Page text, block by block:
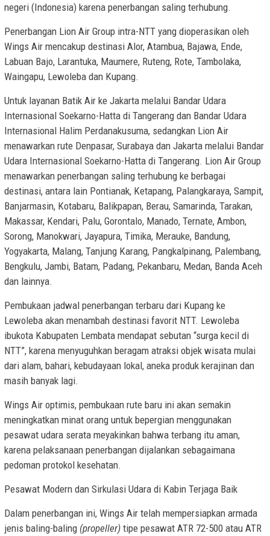
negeri (Indonesia) karena penerbangan saling terhubung.
Penerbangan Lion Air Group intra-NTT yang dioperasikan oleh
Wings Air mencakup destinasi Alor, Atambua, Bajawa, Ende,
Labuan Bajo, Larantuka, Maumere, Ruteng, Rote, Tambolaka,
Waingapu, Lewoleba dan Kupang.
Untuk layanan Batik Air ke Jakarta melalui Bandar Udara
Internasional Soekarno-Hatta di Tangerang dan Bandar Udara
Internasional Halim Perdanakusuma, sedangkan Lion Air
menawarkan rute Denpasar, Surabaya dan Jakarta melalui Bandar
Udara Internasional Soekarno-Hatta di Tangerang. Lion Air Group
menawarkan penerbangan saling terhubung ke berbagai
destinasi, antara lain Pontianak, Ketapang, Palangkaraya, Sampit,
Banjarmasin, Kotabaru, Balikpapan, Berau, Samarinda, Tarakan,
Makassar, Kendari, Palu, Gorontalo, Manado, Ternate, Ambon,
Sorong, Manokwari, Jayapura, Timika, Merauke, Bandung,
Yogyakarta, Malang, Tanjung Karang, Pangkalpinang, Palembang,
Bengkulu, Jambi, Batam, Padang, Pekanbaru, Medan, Banda Aceh
dan lainnya.
Pembukaan jadwal penerbangan terbaru dari Kupang ke
Lewoleba akan menambah destinasi favorit NTT. Lewoleba
ibukota Kabupaten Lembata mendapat sebutan “surga kecil di
NTT”, karena menyuguhkan beragam atraksi objek wisata mulai
dari alam, bahari, kebudayaan lokal, aneka produk kerajinan dan
masih banyak lagi.
Wings Air optimis, pembukaan rute baru ini akan semakin
meningkatkan minat orang untuk bepergian menggunakan
pesawat udara serata meyakinkan bahwa terbang itu aman,
karena pelaksanaan penerbangan dijalankan sebagaimana
pedoman protokol kesehatan.
Pesawat Modern dan Sirkulasi Udara di Kabin Terjaga Baik
Dalam penerbangan ini, Wings Air telah mempersiapkan armada
jenis baling-baling (propeller) tipe pesawat ATR 72-500 atau ATR